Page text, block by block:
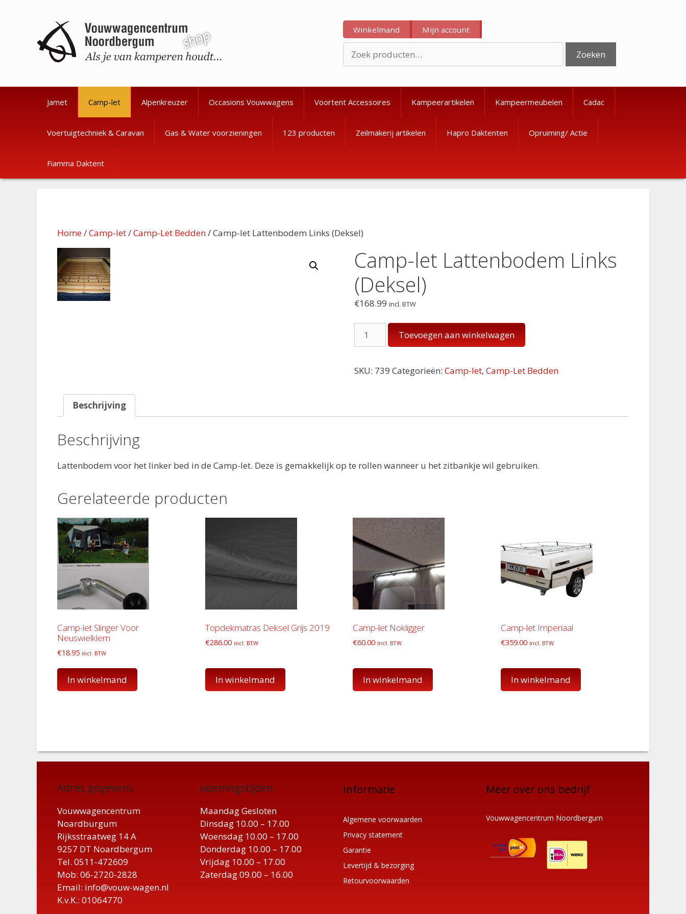
Winkelmand Mijn account
naar:
Zoeken
Jamet Camp-let Alpenkreuzer Occasions Vouwwagens Voortent Accessoires Kampeerartikelen Kampeermeubelen Cadac
Voertuigtechniek & Caravan Gas & Water voorzieningen 123 producten Zeilmakerij artikelen Hapro Daktenten Opruiming/ Actie
Fiamma Daktent
Home/Camp-let/Camp-Let Bedden/ Camp-let Lattenbodem Links (Deksel)
Camp-let Lattenbodem Links
(Deksel)
€168.99 incl. BTW
Links
Toevoegen aan winkelwagen
SKU: 739 Categorieën:Camp-let,Camp-Let Bedden
Beschrijving
Beschrijving
Lattenbodem voor het linker bed in de Camp-let. Deze is gemakkelijk op te rollen wanneer u het zitbankje wil gebruiken.
Gerelateerde producten
Camp-let Slinger Voor
Neuswielklem
€18.95 incl. BTW
In winkelmand
Topdekmatras Deksel Grijs 2019
€286.00 incl. BTW
In winkelmand
Camp-let Nokligger
€60.00 incl. BTW
In winkelmand
Camp-let Imperiaal
€359.00 incl. BTW
In winkelmand
Adres gegevens
Vouwwagencentrum
Noardburgum
Rijksstraatweg 14 A
9257 DT Noardbergum
Tel. 0511-472609
Mob: 06-2720-2828
Email: info@vouw-wagen.nl
K.v.K.: 01064770
openingstijden
Maandag Gesloten
Dinsdag 10.00 – 17.00
Woensdag 10.00 – 17.00
Donderdag 10.00 – 17.00
Vrijdag 10.00 – 17.00
Zaterdag 09.00 – 16.00
Informatie
Algemene voorwaarden
Privacy statement
Garantie
Levertijd & bezorging
Retourvoorwaarden
Meer over ons bedrijf
Vouwwagencentrum Noordbergum